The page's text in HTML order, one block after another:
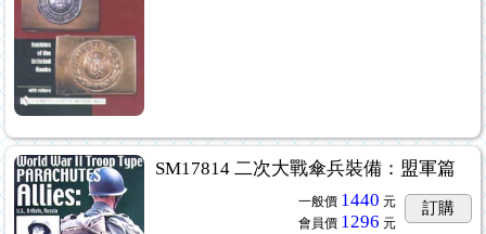
SM17814 二次大戰傘兵裝備：盟軍篇
一般價 1440 元
會員價 1296 元
訂購